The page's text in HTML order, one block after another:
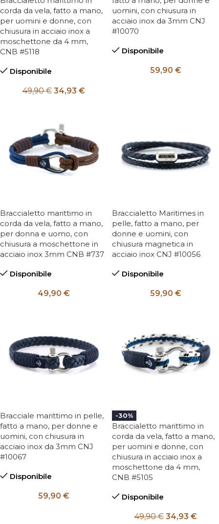
corda da vela, fatto a mano,
per uomini e donne, con
chiusura in acciaio inox a
moschettone da 4 mm,
CNB #5118
Disponibile
49,90€ 34,93 €
uomini, con chiusura in
acciaio inox da 3mm CNJ
#10070
Disponibile
59,90 €
Braccialetto marittimo in
corda da vela, fatto a mano,
per donna e uomo, con
chiusura a moschettone in
acciaio inox 3mm CNB #737
Disponibile
49,90 €
Braccialetto Maritimes in
pelle, fatto a mano, per
donne e uomini, con
chiusura magnetica in
acciaio inox CNJ #10056
Disponibile
59,90 €
Bracciale marittimo in pelle,
fatto a mano, per donne e
uomini, con chiusura in
acciaio inox da 3mm CNJ
#10067
Disponibile
59,90 €
-30%
Braccialetto marittimo in
corda da vela, fatto a mano,
per uomini e donne, con
chiusura in acciaio inox a
moschettone da 4 mm,
CNB #5105
Disponibile
49,90€ 34,93 €